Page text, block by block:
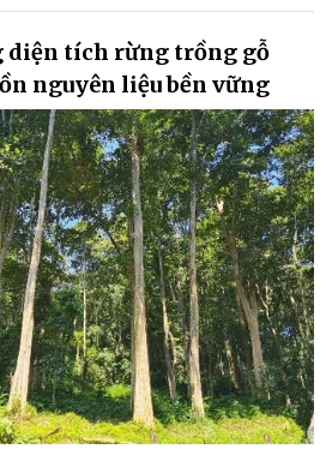
diện tích rừng trồng gỗ
nguyên liệu bền vững